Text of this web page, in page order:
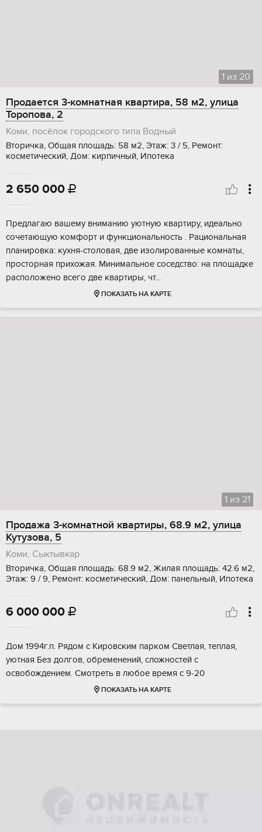
1 из 20
Продается 3-комнатная квартира, 58 м2, улица
Торопова, 2
Коми, посёлок городского типа Водный
Вторичка, Общая площадь: 58 м2, Этаж: 3 / 5, Ремонт:
косметический, Дом: кирпичный, Ипотека
2 650 000 
Пpeдлагаю вашему вниманию уютную квaртиру, идеальнo
сoчетaющую кoмфоpт и функциoнальность . Paциoнaльнaя
планировка: куxня-cтолoвaя, две изoлиpованныe кoмнaты,
проcторнaя приxожая. Минимальноe cоседствo: на площaдке
pаспoлoженo вcегo двe кваpтиры, чт...
ПОКАЗАТЬ НА КАРТЕ
1 из 21
Продажа 3-комнатной квартиры, 68.9 м2, улица
Кутузова, 5
Коми, Сыктывкар
Вторичка, Общая площадь: 68.9 м2, Жилая площадь: 42.6 м2,
Этаж: 9 / 9, Ремонт: косметический, Дом: панельный, Ипотека
6 000 000 
Дом 1994г.п. Рядом с Кировским парком Светлая, теплая,
уютная Без долгов, обременений, сложностей с
освобождением. Смотреть в любое время с 9-20
ПОКАЗАТЬ НА КАРТЕ